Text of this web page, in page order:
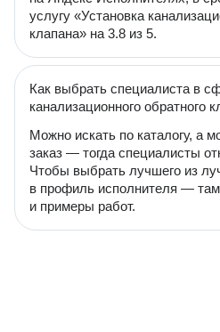
услугу «Установка
клапана» на 3.8 из 5.
Как выбрать специалиста в
канализационного обратного
Можно искать по каталогу, а
заказ — тогда специалисты
Чтобы выбрать лучшего из
в профиль исполнителя —
и примеры работ.